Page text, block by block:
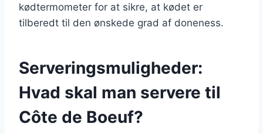
kødtermometer for at sikre, at kødet er
tilberedt til den ønskede grad af doneness.
Serveringsmuligheder:
Hvad skal man servere til
Côte de Boeuf?